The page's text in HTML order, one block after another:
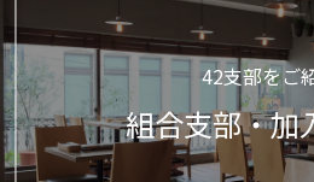
42支部をご
組合支部・加